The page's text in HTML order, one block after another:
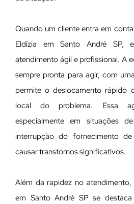
Quando um cliente entra em
Eldízia em Santo André SP,
atendimento ágil e profissional. A
sempre pronta para agir, com
permite o deslocamento rápido
local do problema. Essa
especialmente em situações
interrupção do fornecimento
causar transtornos significativos.
Além da rapidez no atendimento,
em Santo André SP se